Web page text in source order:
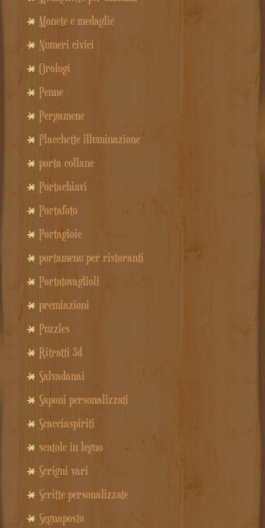
Monete e medaglie
Numeri civici
Orologi
Penne
Pergamene
Placchette illuminazione
porta collane
Portachiavi
Portafoto
Portagioie
portamenu per ristoranti
Portatovaglioli
premiazioni
Puzzles
Ritratti 3d
Salvadanai
Saponi personalizzati
Scacciaspiriti
scatole in legno
Scrigni vari
Scritte personalizzate
Segnaposto